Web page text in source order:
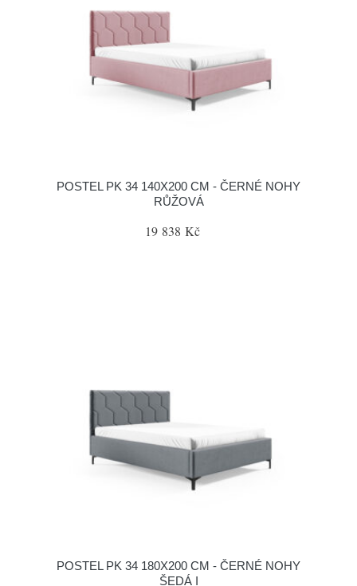
POSTEL PK 34 140X200 CM - ČERNÉ NOHY
RŮŽOVÁ
19 838 Kč
POSTEL PK 34 180X200 CM - ČERNÉ NOHY
ŠEDÁ I